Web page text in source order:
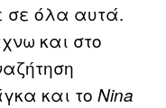
σε όλα αυτά.
και στο
και το Nina